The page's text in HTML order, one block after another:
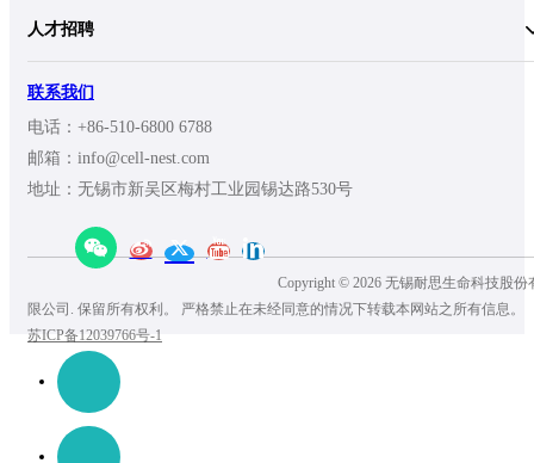
人才招聘
联系我们
电话：+86-510-6800 6788
邮箱：info@cell-nest.com
地址：无锡市新吴区梅村工业园锡达路530号
Copyright © 2026 无锡耐思生命科技股份
限公司. 保留所有权利。 严格禁止在未经同意的情况下转载本网站之所有信息。
苏ICP备12039766号-1